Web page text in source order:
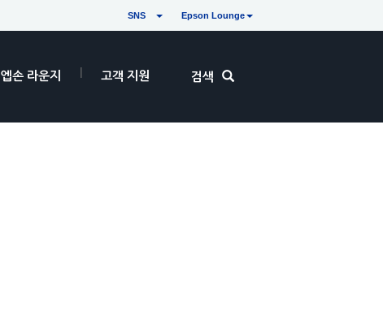
SNS Epson Lounge
엡손 라운지 고객 지원 검색